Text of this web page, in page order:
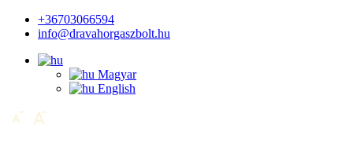
+36703066594
info@dravahorgaszbolt.hu
Magyar
English